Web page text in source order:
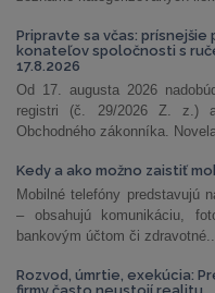
Pripravte sa včas:
konateľov spoločnosti s
17.8.2026
Od 17. augusta 2026
registri (č. 29/2026 Z. z.)
Obchodného zákonníka.
Kedy a ako možno zaistiť
Mobilné telefóny predstavujú
– obsahujú komunikáciu,
bankovým účtom či
Rozvod, úmrtie, exekúcia: